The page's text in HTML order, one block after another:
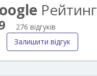
Рейтинг
276 відгуків
Залишити відгук